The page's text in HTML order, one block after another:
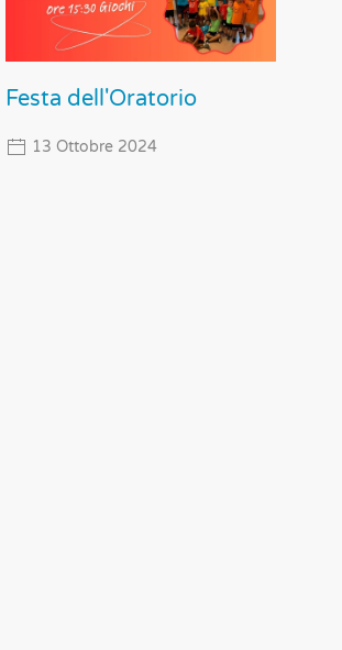
Festa dell'Oratorio
13 Ottobre 2024